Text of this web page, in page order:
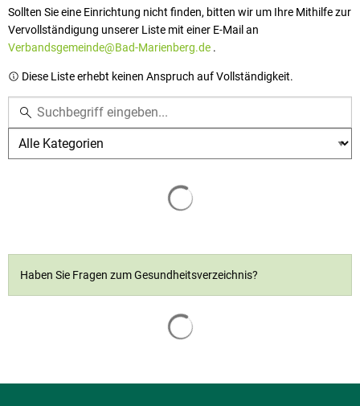
Sollten Sie eine Einrichtung nicht finden, bitten wir um Ihre Mithilfe zur
Vervollständigung unserer Liste mit einer E-Mail an
Verbandsgemeinde@Bad-Marienberg.de .
Diese Liste erhebt keinen Anspruch auf Vollständigkeit.
Haben Sie Fragen zum Gesundheitsverzeichnis?